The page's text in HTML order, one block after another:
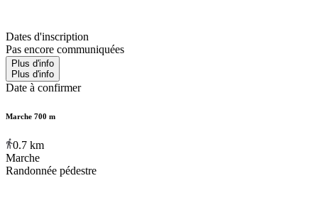
Dates d'inscription
Pas encore communiquées
Plus d'info
Plus d'info
Date à confirmer
Marche 700 m
0.7 km
Marche
Randonnée pédestre